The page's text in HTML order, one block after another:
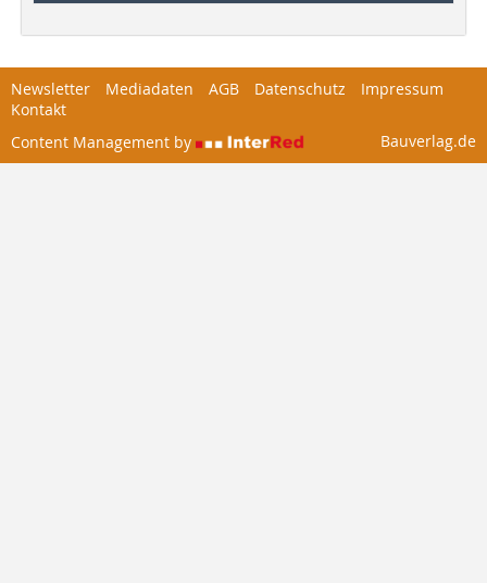
Newsletter Mediadaten AGB Datenschutz
Impressum
Kontakt
Content Management by
Bauverlag.de